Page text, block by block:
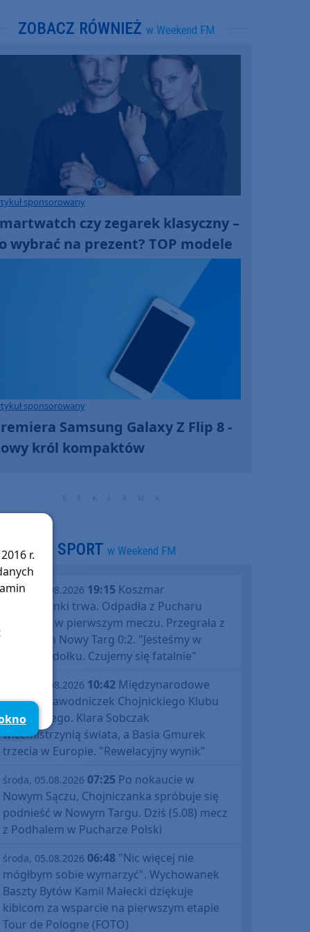
ZOBACZ RÓWNIEŻ w Weekend FM
sponsorowany
czy zegarek klasyczny –
wybrać na prezent? TOP modele
sponsorowany
Samsung Galaxy Z Flip 8 -
król kompaktów
SPORT w Weekend FM
środa, 05.08.2026 19:15 Koszmar
Chojniczanki trwa. Odpadła z Pucharu
Polski już w pierwszym meczu. Przegrała z
Podhalem Nowy Targ 0:2. "Jesteśmy w
totalnym dołku. Czujemy się fatalnie"
środa, 05.08.2026 10:42 Międzynarodowe
sukcesy zawodniczek Chojnickiego Klubu
Żeglarskiego. Klara Sobczak
wicemistrzynią świata, a Basia Gmurek
trzecia w Europie. "Rewelacyjny wynik"
środa, 05.08.2026 07:25 Po nokaucie w
Nowym Sączu, Chojniczanka spróbuje się
podnieść w Nowym Targu. Dziś (5.08) mecz
z Podhalem w Pucharze Polski
środa, 05.08.2026 06:48 "Nic więcej nie
mógłbym sobie wymarzyć". Wychowanek
Baszty Bytów Kamil Małecki dziękuje
kibicom za wsparcie na pierwszym etapie
Tour de Pologne (FOTO)
r.